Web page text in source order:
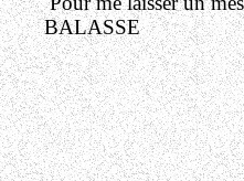
BALASSE